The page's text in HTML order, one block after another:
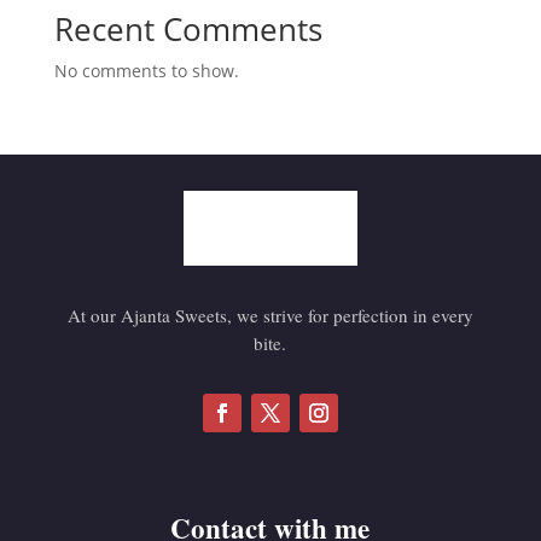
Recent Comments
No comments to show.
At our Ajanta Sweets, we strive for perfection in every
bite.
Contact with me